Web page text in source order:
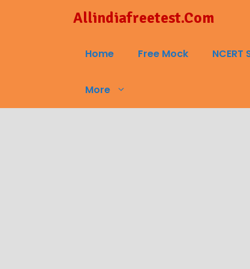
Allindiafreetest.Com
Home Free Mock
More